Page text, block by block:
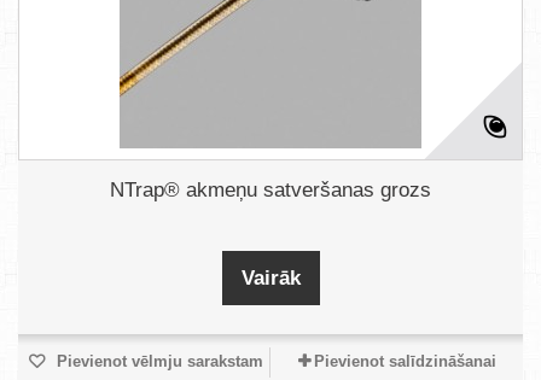
NTrap® akmeņu satveršanas grozs
Vairāk
Pievienot vēlmju sarakstam Pievienot salīdzināšanai